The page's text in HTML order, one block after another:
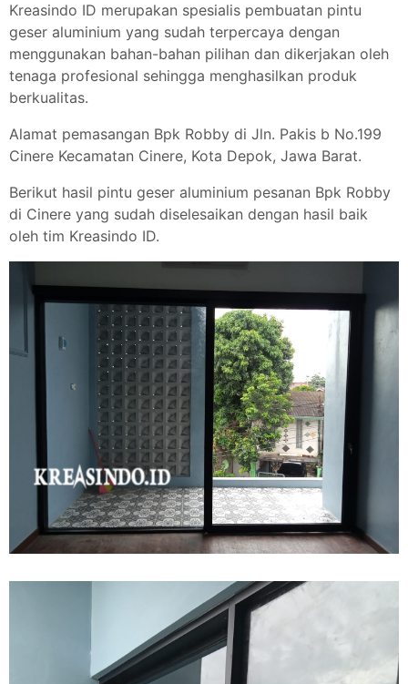
Kreasindo ID merupakan spesialis pembuatan pintu
geser aluminium yang sudah terpercaya dengan
menggunakan bahan-bahan pilihan dan dikerjakan oleh
tenaga profesional sehingga menghasilkan produk
berkualitas.
Alamat pemasangan Bpk Robby di Jln. Pakis b No.199
Cinere Kecamatan Cinere, Kota Depok, Jawa Barat.
Berikut hasil pintu geser aluminium pesanan Bpk Robby
di Cinere yang sudah diselesaikan dengan hasil baik
oleh tim Kreasindo ID.